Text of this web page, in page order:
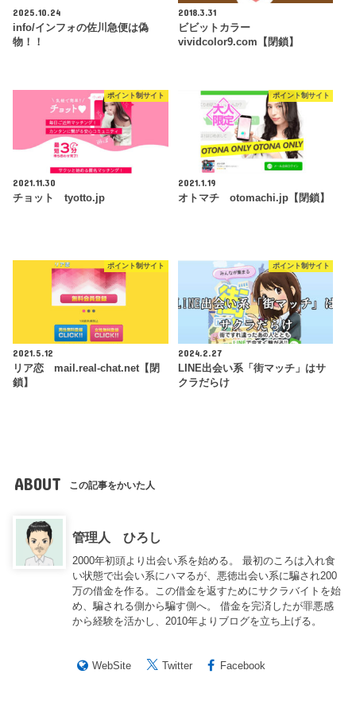
2025.10.24
info/インフォの佐川急便は偽
物！！
2018.3.31
ビビットカラー
vividcolor9.com【閉鎖】
ポイント制サイト
2021.11.30
チョット tyotto.jp
ポイント制サイト
2021.1.19
オトマチ otomachi.jp【閉鎖】
ポイント制サイト
2021.5.12
リア恋 mail.real-chat.net【閉
鎖】
ポイント制サイト
2024.2.27
LINE出会い系「街マッチ」はサ
クラだらけ
ABOUT この記事をかいた人
管理人 ひろし
2000年初頭より出会い系を始める。 最初のころは入れ食
い状態で出会い系にハマるが、悪徳出会い系に騙され200
万の借金を作る。この借金を返すためにサクラバイトを始
め、騙される側から騙す側へ。 借金を完済したが罪悪感
から経験を活かし、2010年よりブログを立ち上げる。
WebSite Twitter Facebook